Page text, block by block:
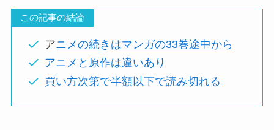
この記事の結論
アニメの続きはマンガの33巻途中から
アニメと原作は違いあり
買い方次第で半額以下で読み切れる